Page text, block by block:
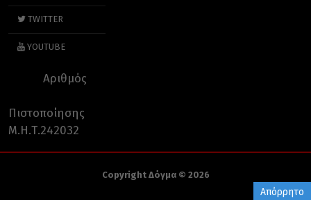
TWITTER
YOUTUBE
Αριθμός
Πιστοποίησης
Μ.Η.Τ.242032
Copyright Δόγμα © 2026
Απόρρητο